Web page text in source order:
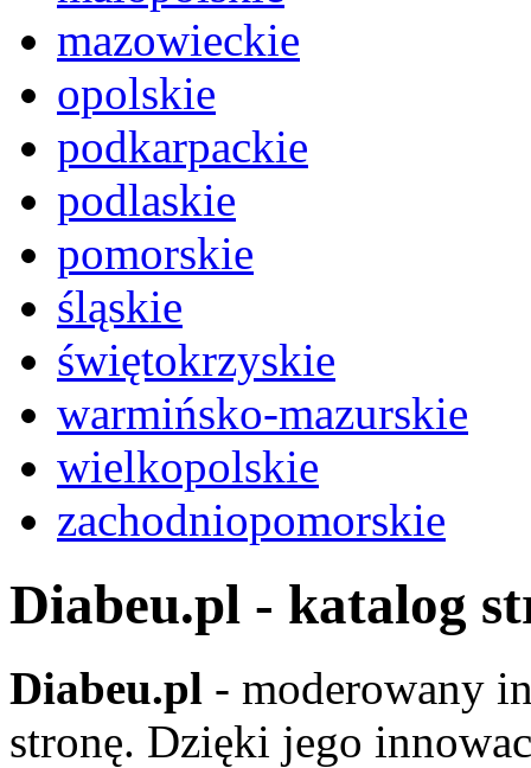
mazowieckie
opolskie
podkarpackie
podlaskie
pomorskie
śląskie
świętokrzyskie
warmińsko-mazurskie
wielkopolskie
zachodniopomorskie
Diabeu.pl - katalog
Diabeu.pl - moderowany
stronę. Dzięki jego